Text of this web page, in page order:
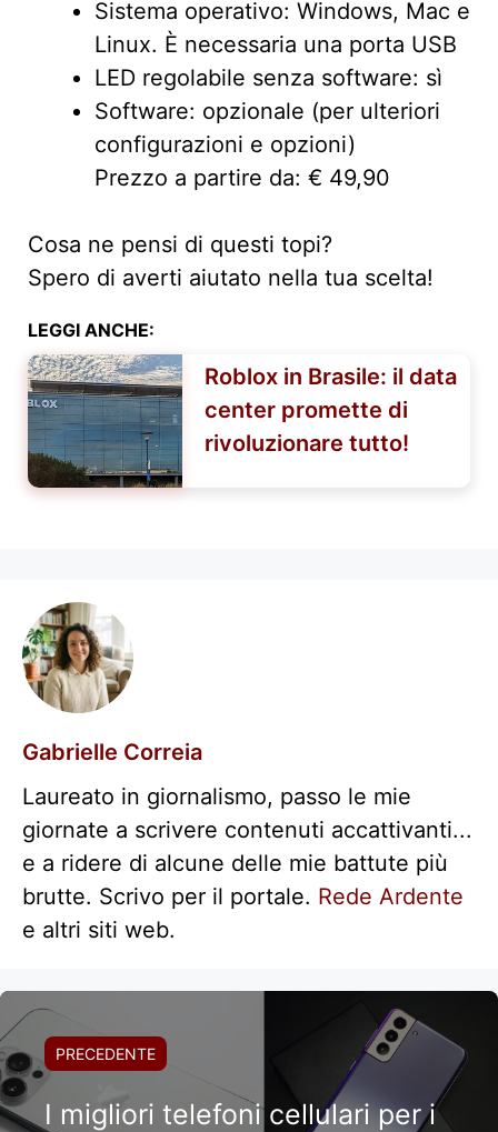
Sistema operativo: Windows, Mac e
Linux. È necessaria una porta USB
LED regolabile senza software: sì
Software: opzionale (per ulteriori
configurazioni e opzioni)
Prezzo a partire da: € 49,90
Cosa ne pensi di questi topi?
Spero di averti aiutato nella tua scelta!
LEGGI ANCHE:
Roblox in Brasile: il data
center promette di
rivoluzionare tutto!
Gabrielle Correia
Laureato in giornalismo, passo le mie
giornate a scrivere contenuti accattivanti...
e a ridere di alcune delle mie battute più
brutte. Scrivo per il portale. Rede Ardente
e altri siti web.
PRECEDENTE
I migliori telefoni cellulari per i